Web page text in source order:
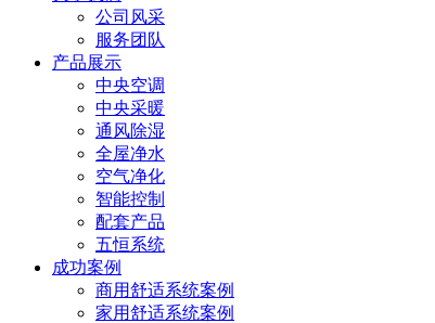
公司风采
服务团队
产品展示
中央空调
中央采暖
通风除湿
全屋净水
空气净化
智能控制
配套产品
五恒系统
成功案例
商用舒适系统案例
家用舒适系统案例